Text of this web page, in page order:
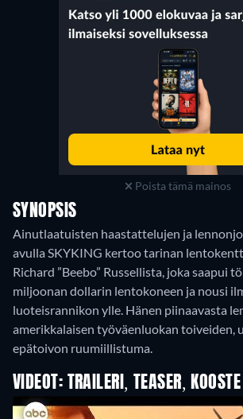
Poista tämä mainos
SYNOPSIS
Ainutlaatuisten haastattelujen ja
avulla SKYKING kertoo tarinan
Richard ”Beebo” Russellista, joka saapui
miljoonan dollarin lentokoneen ja nousi
luoteisrannikon ylle. Hänen piinaavasta
amerikkalaisen työväenluokan toiveiden,
epätoivon ruumiillistuma.
VIDEOT: TRAILERI, TEASER, KOOSTE